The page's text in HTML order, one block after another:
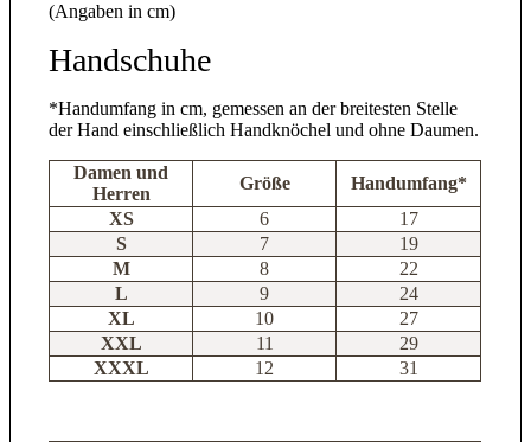
(Angaben in cm)
Handschuhe
*Handumfang in cm, gemessen an der breitesten Stelle
der Hand einschließlich Handknöchel und ohne Daumen.
Damen und
Herren
Größe
Handumfang*
XS
6
17
S
7
19
M
8
22
L
9
24
XL
10
27
XXL
11
29
XXXL
12 31